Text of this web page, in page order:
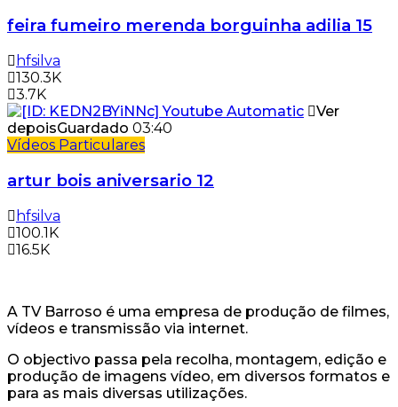
feira fumeiro merenda borguinha adilia 15
hfsilva
130.3K
3.7K
Ver
depoisGuardado 03:40
Vídeos Particulares
artur bois aniversario 12
hfsilva
100.1K
16.5K
A TV Barroso é uma empresa de produção de filmes,
vídeos e transmissão via internet.
O objectivo passa pela recolha, montagem, edição e
produção de imagens vídeo, em diversos formatos e
para as mais diversas utilizações.